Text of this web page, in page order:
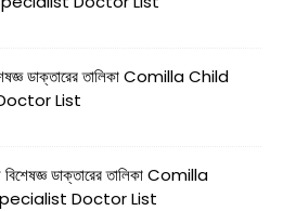
ডাক্তারের তালিকা Comilla Child
List
বিশেষজ্ঞ ডাক্তারের তালিকা Comilla
Doctor List